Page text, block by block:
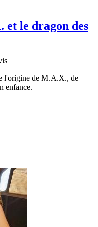
le dragon des
l'origine de M.A.X., de
enfance.